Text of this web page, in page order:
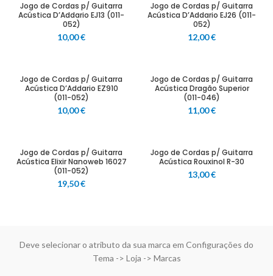
Jogo de Cordas p/ Guitarra
Acústica D’Addario EJ13 (011-
052)
10,00€
Jogo de Cordas p/ Guitarra
Acústica D’Addario EJ26 (011-
052)
12,00€
Jogo de Cordas p/ Guitarra
Acústica D’Addario EZ910
(011-052)
10,00€
Jogo de Cordas p/ Guitarra
Acústica Dragão Superior
(011-046)
11,00€
Jogo de Cordas p/ Guitarra
Acústica Elixir Nanoweb 16027
(011-052)
19,50€
Jogo de Cordas p/ Guitarra
Acústica Rouxinol R-30
13,00€
Deve selecionar o atributo da sua marca em Configurações do
Tema -> Loja -> Marcas